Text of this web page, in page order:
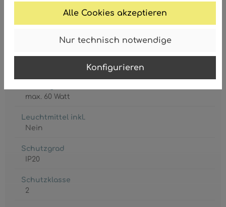
Alle Cookies akzeptieren
Nur technisch notwendige
Konfigurieren
Fassung
max. 60 Watt
Leuchtmittel inkl.
Nein
Schutzgrad
IP20
Schutzklasse
2